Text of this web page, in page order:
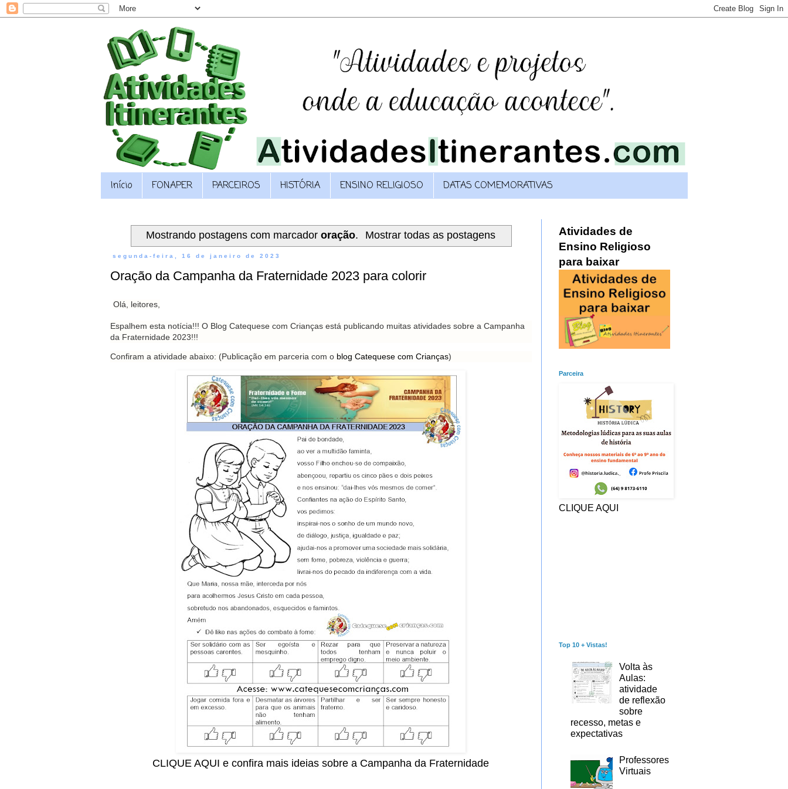
Início FONAPER PARCEIROS HISTÓRIA ENSINO RELIGIOSO DATAS COMEMORATIVAS
Mostrando postagens com marcador oração. Mostrar todas as postagens
segunda-feira, 16 de janeiro de 2023
Oração da Campanha da Fraternidade 2023 para colorir
Olá, leitores,
Espalhem esta notícia!!! O Blog Catequese com Crianças está publicando muitas atividades sobre a Campanha
da Fraternidade 2023!!!
Confiram a atividade abaixo: (Publicação em parceria com o blog Catequese com Crianças)
CLIQUE AQUI e confira mais ideias sobre a Campanha da Fraternidade
Atividades de
Ensino Religioso
para baixar
Parceira
CLIQUE AQUI
Top 10 + Vistas!
Volta às
Aulas:
atividade
de reflexão
sobre
recesso, metas e
expectativas
Professores
Virtuais